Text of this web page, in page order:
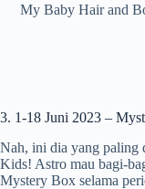
My Baby Hair and
3. 1-18 Juni 2023 –
Nah, ini dia yang paling
Kids! Astro mau bagi-
Mystery Box selama